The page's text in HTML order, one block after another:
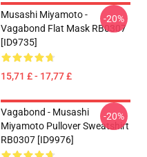
Musashi Miyamoto -
Vagabond Flat Mask RB0307
[ID9735]
15,71 £ - 17,77 £
-20%
Vagabond - Musashi
Miyamoto Pullover Sweatshirt
RB0307 [ID9976]
-20%